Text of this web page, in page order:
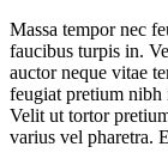
Massa tempor nec
faucibus turpis in.
auctor neque vitae
feugiat pretium nibh
Velit ut tortor
varius vel pharetra.